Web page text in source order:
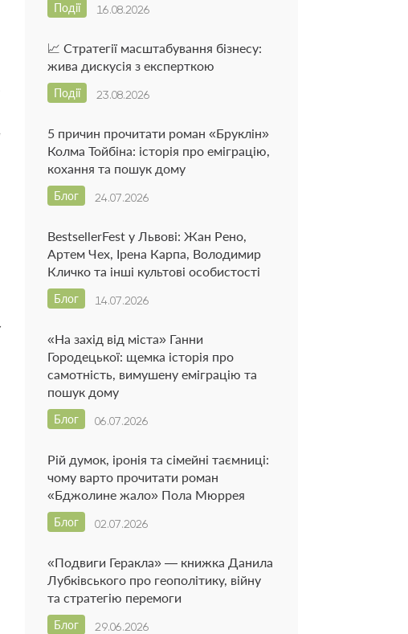
16.08.2026
Події
📈 Стратегії масштабування бізнесу:
жива дискусія з експерткою
23.08.2026
Події
5 причин прочитати роман «Бруклін»
Колма Тойбіна: історія про еміграцію,
кохання та пошук дому
24.07.2026
Блог
BestsellerFest у Львові: Жан Рено,
Артем Чех, Ірена Карпа, Володимир
Кличко та інші культові особистості
14.07.2026
Блог
«На захід від міста» Ганни
Городецької: щемка історія про
самотність, вимушену еміграцію та
пошук дому
06.07.2026
Блог
Рій думок, іронія та сімейні таємниці:
чому варто прочитати роман
«Бджолине жало» Пола Мюррея
02.07.2026
Блог
«Подвиги Геракла» — книжка Данила
Лубківського про геополітику, війну
та стратегію перемоги
29.06.2026
Блог